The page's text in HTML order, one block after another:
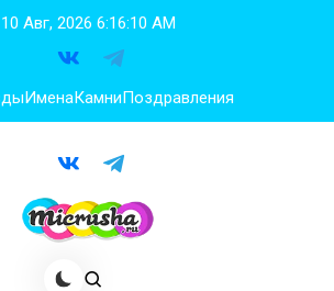
10 Авг, 2026 6:16:10 AM
ИменаКамниПоздравления